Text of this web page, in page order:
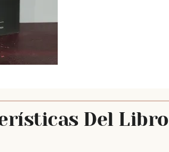
Del Libro